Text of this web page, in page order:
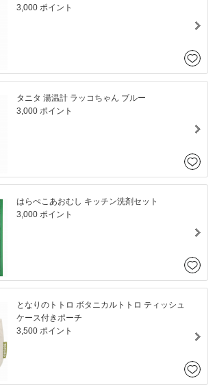
3,000 ポイント
タニタ 湯温計 ラッコちゃん ブルー
3,000 ポイント
はらぺこあおむし キッチン洗剤セット
3,000 ポイント
となりのトトロ ボタニカルトトロ ティッシュ
ケース付きポーチ
3,500 ポイント